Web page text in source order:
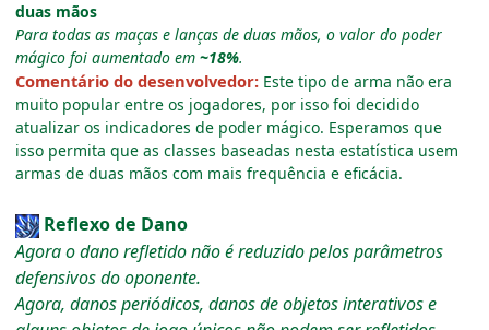
duas mãos
Para todas as maças e lanças de duas mãos, o valor do poder
mágico foi aumentado em ~18%.
Comentário do desenvolvedor: Este tipo de arma não era
muito popular entre os jogadores, por isso foi decidido
atualizar os indicadores de poder mágico. Esperamos que
isso permita que as classes baseadas nesta estatística usem
armas de duas mãos com mais frequência e eficácia.
Reflexo de Dano
Agora o dano refletido não é reduzido pelos parâmetros
defensivos do oponente.
Agora, danos periódicos, danos de objetos interativos e